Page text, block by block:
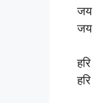
जय
जय